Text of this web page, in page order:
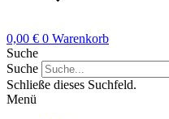
0,00 € 0 Warenkorb
Suche
Suche
Schließe dieses Suchfeld.
Menü